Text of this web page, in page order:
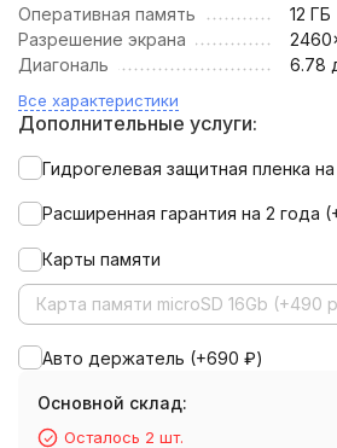
Оперативная память
12 ГБ
Разрешение экрана
Диагональ
6.78
Все характеристики
Дополнительные услуги:
Гидрогелевая защитная пленка
Расширенная гарантия на 2 года
Карты памяти
Карта памяти microSD 16Gb (+490
Авто держатель (+690 ₽)
Основной склад:
Осталось 2 шт.